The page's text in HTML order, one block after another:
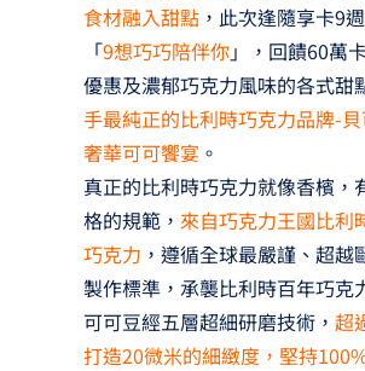
食材融入甜點，此次逢隨享卡9
「9想巧巧陪伴你」，回饋60萬
優惠及濃郁巧克力風味的各式甜
手最純正的比利時巧克力品牌-
奢華可可饗宴 。
真正的比利時巧克力就像香檳，
格的規範， 來自巧克力王國比利
巧克力 ，遵循全球最嚴謹、超越
製作標準，承襲比利時百年巧克
可可豆經五層超細研磨技術， 超
打造20微米的細緻度，堅持